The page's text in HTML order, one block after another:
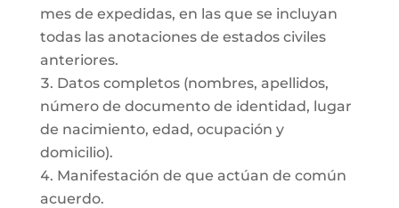
mes de expedidas, en las que se incluyan
todas las anotaciones de estados civiles
anteriores.
Datos completos (nombres, apellidos,
número de documento de identidad, lugar
de nacimiento, edad, ocupación y
domicilio).
Manifestación de que actúan de común
acuerdo.